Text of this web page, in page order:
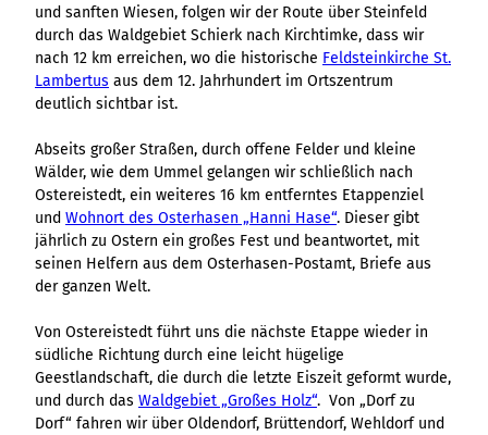
und sanften Wiesen, folgen wir der Route über Steinfeld
durch das Waldgebiet Schierk nach Kirchtimke, dass wir
nach 12 km erreichen, wo die historische Feldsteinkirche St.
Lambertus aus dem 12. Jahrhundert im Ortszentrum
deutlich sichtbar ist.
Abseits großer Straßen, durch offene Felder und kleine
Wälder, wie dem Ummel gelangen wir schließlich nach
Ostereistedt, ein weiteres 16 km entferntes Etappenziel
und Wohnort des Osterhasen „Hanni Hase“. Dieser gibt
jährlich zu Ostern ein großes Fest und beantwortet, mit
seinen Helfern aus dem Osterhasen-Postamt, Briefe aus
der ganzen Welt.
Von Ostereistedt führt uns die nächste Etappe wieder in
südliche Richtung durch eine leicht hügelige
Geestlandschaft, die durch die letzte Eiszeit geformt wurde,
und durch das Waldgebiet „Großes Holz“. Von „Dorf zu
Dorf“ fahren wir über Oldendorf, Brüttendorf, Wehldorf und